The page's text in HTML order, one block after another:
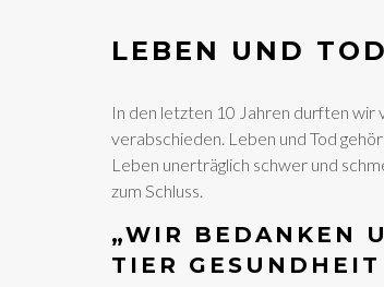
LEBEN UND TOD
In den letzten 10 Jahren durften wir
verabschieden. Leben und Tod
Leben unerträglich schwer und
zum Schluss.
„WIR BEDANKEN
TIER